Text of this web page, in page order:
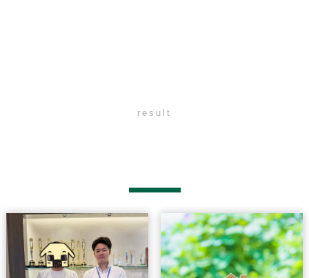
result